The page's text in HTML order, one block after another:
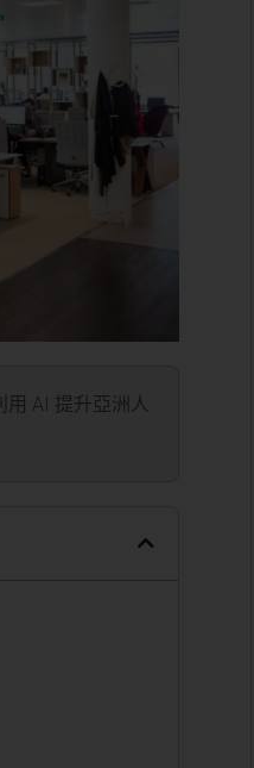
用 AI 提升亞洲人